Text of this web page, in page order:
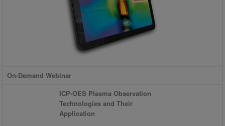
On-Demand Webinar
ICP-OES Plasma Observation
Technologies and Their
Application